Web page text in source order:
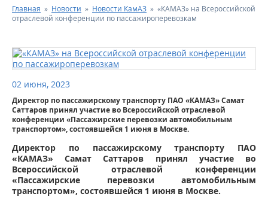
СЕРВИС И ГАРАНТИЙНЫЕ ОБЯЗАТЕЛЬСТВА
РЕМОНТ ДВИГАТЕЛЕЙ КАМАЗ
ФИНАНСОВЫЙ СЕРВИС
ФОТОГАЛЕРЕЯ
КОНТАКТНАЯ ИНФОРМАЦИЯ
Главная » Новости » Новости КамАЗ » «КАМАЗ» на Всероссийской
отраслевой конференции по пассажироперевозкам
02 июня, 2023
Директор по пассажирскому транспорту ПАО «КАМАЗ» Самат
Саттаров принял участие во Всероссийской отраслевой
конференции «Пассажирские перевозки автомобильным
транспортом», состоявшейся 1 июня в Москве.
Директор по пассажирскому транспорту ПАО
«КАМАЗ» Самат Саттаров принял участие во
Всероссийской отраслевой конференции
«Пассажирские перевозки автомобильным
транспортом», состоявшейся 1 июня в Москве.